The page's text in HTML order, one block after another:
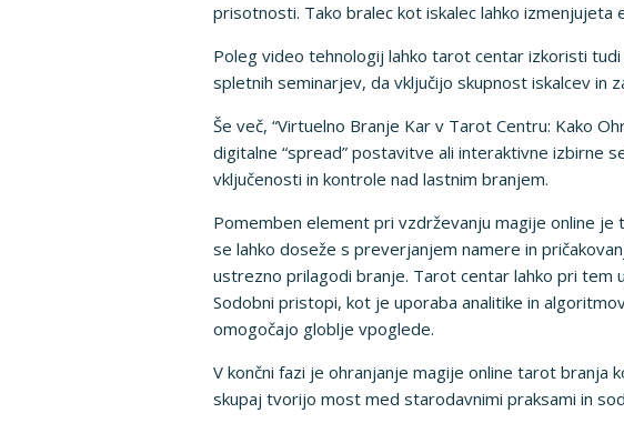
prisotnosti. Tako bralec kot iskalec lahko
Poleg video tehnologij lahko tarot centar izkoristi
spletnih seminarjev, da vključijo skupnost iskalcev in
Še več, “Virtuelno Branje Kar v Tarot Centru: Kako
digitalne “spread” postavitve ali interaktivne izbirne
vključenosti in kontrole nad lastnim branjem.
Pomemben element pri vzdrževanju magije online je
se lahko doseže s preverjanjem namere in
ustrezno prilagodi branje. Tarot centar lahko pri tem
Sodobni pristopi, kot je uporaba analitike in
omogočajo globlje vpoglede.
V končni fazi je ohranjanje magije online tarot
skupaj tvorijo most med starodavnimi praksami in